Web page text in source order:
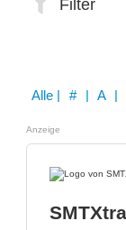
Filter
Alle | # | A | B | C | D | E | F | G | H | I | J | K | L | M |
Anzeige
SMTXtra